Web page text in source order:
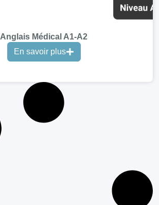
Anglais Médical A1-A2
En savoir plus